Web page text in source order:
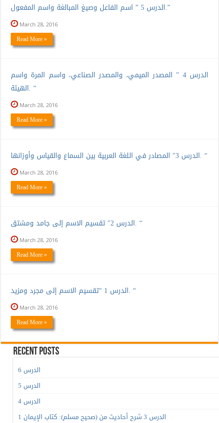
الدرس 5 ” اسم الفاعل وصيغ المبالغة واسم المفعول.”
March 28, 2016
Read More »
الدرس 4 ” المصدر الميمي، والمصدر الصناعي، واسم المرة واسم
الهيئة. “
March 28, 2016
Read More »
الدرس 3″ المصادر في اللغة العربية بين السماع والقياس وأوزانها. “
March 28, 2016
Read More »
الدرس 2″ تقسيم الاسم إلى جامد ومشتق. “
March 28, 2016
Read More »
الدرس 1 “تقسيم الاسم إلى مجرد ومزيد. “
March 28, 2016
Read More »
Recent Posts
الدرس 6
الدرس 5
الدرس 4
الدرس 3 شرح أحاديث من (صحيح مسلم): كتاب الإيمان 1